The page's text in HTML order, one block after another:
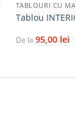
TABLOURI CU
Tablou
De la 95,00 lei